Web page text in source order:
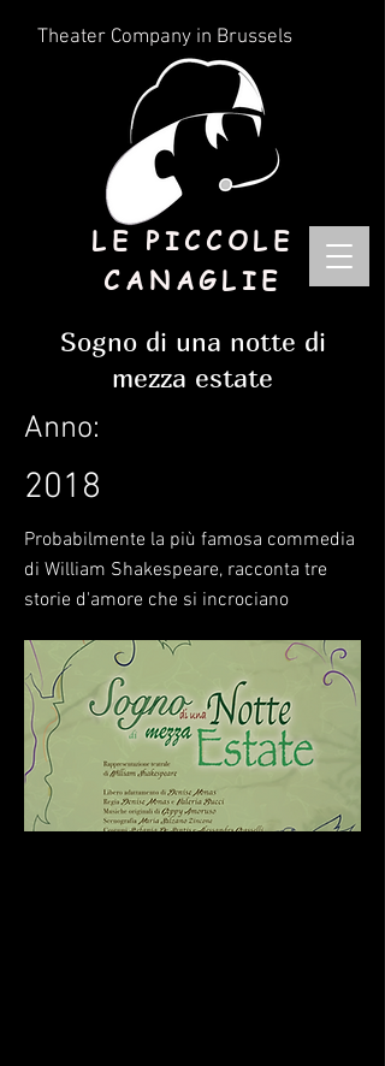
LE PICCOLE
CANAGLIE
Theater Company in Brussels
Sogno di una notte di
mezza estate
Probabilmente la più famosa commedia
di William Shakespeare, racconta tre
storie d'amore che si incrociano
Anno:
2018